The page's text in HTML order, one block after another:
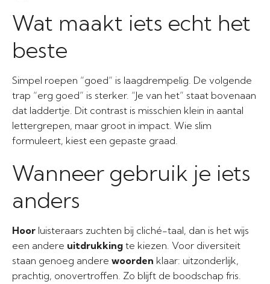
Wat maakt iets echt het
beste
Simpel roepen “goed” is laagdrempelig. De volgende
trap “erg goed” is sterker. “Je van het” staat bovenaan
dat laddertje. Dit contrast is misschien klein in aantal
lettergrepen, maar groot in impact. Wie slim
formuleert, kiest een gepaste graad.
Wanneer gebruik je iets
anders
Hoor luisteraars zuchten bij cliché-taal, dan is het wijs
een andere uitdrukking te kiezen. Voor diversiteit
staan genoeg andere woorden klaar: uitzonderlijk,
prachtig, onovertroffen. Zo blijft de boodschap fris.